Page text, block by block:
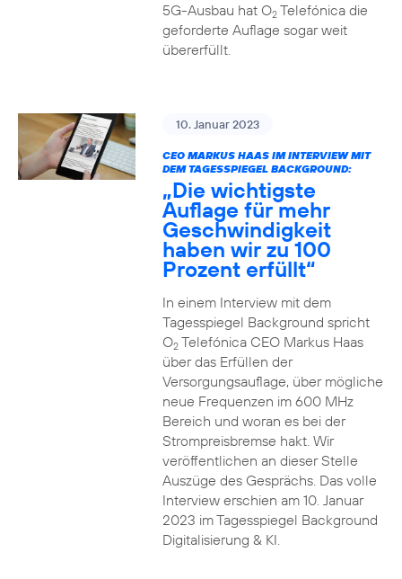
5G-Ausbau hat O2Telefónica die
geforderte Auflage sogar weit
übererfüllt.
10. Januar 2023
CEO MARKUS HAAS IM INTERVIEW MIT
DEM TAGESSPIEGEL BACKGROUND:
„Die wichtigste
Auflage für mehr
Geschwindigkeit
haben wir zu 100
Prozent erfüllt“
In einem Interview mit dem
Tagesspiegel Background spricht
O2Telefónica CEO Markus Haas
über das Erfüllen der
Versorgungsauflage, über mögliche
neue Frequenzen im 600 MHz
Bereich und woran es bei der
Strompreisbremse hakt. Wir
veröffentlichen an dieser Stelle
Auszüge des Gesprächs. Das volle
Interview erschien am 10. Januar
2023 im Tagesspiegel Background
Digitalisierung & KI.